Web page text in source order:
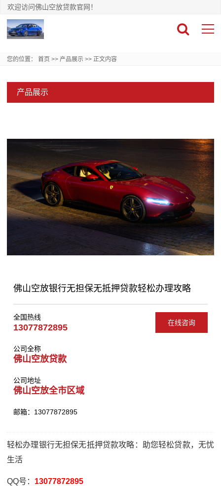
欢迎访问佛山空放贷款官网！
您的位置： 首页 >> 产品展示 >> 正文内容
产品展示
佛山空放银行无担保无抵押贷款轻松办理攻略
在线咨询
全国热线
13077872895
公司全称
佛山空放贷款
公司地址
佛山空放全市区域
邮箱：13077872895
轻松办理银行无担保无抵押贷款攻略：助您轻松贷款，无忧
生活
QQ号： 13077872895